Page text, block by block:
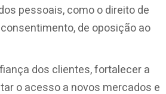
pessoais, como o direito de
de oposição ao
dos clientes, fortalecer a
o acesso a novos mercados e